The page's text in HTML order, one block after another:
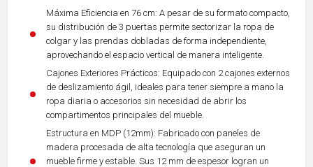
Máxima Eficiencia en 76 cm: A pesar de su formato compacto,
su distribución de 3 puertas permite sectorizar la ropa de
colgar y las prendas dobladas de forma independiente,
aprovechando el espacio vertical de manera inteligente.
Cajones Exteriores Prácticos: Equipado con 2 cajones externos
de deslizamiento ágil, ideales para tener siempre a mano la
ropa diaria o accesorios sin necesidad de abrir los
compartimentos principales del mueble.
Estructura en MDP (12mm): Fabricado con paneles de
madera procesada de alta tecnología que aseguran un
mueble firme y estable. Sus 12 mm de espesor logran un